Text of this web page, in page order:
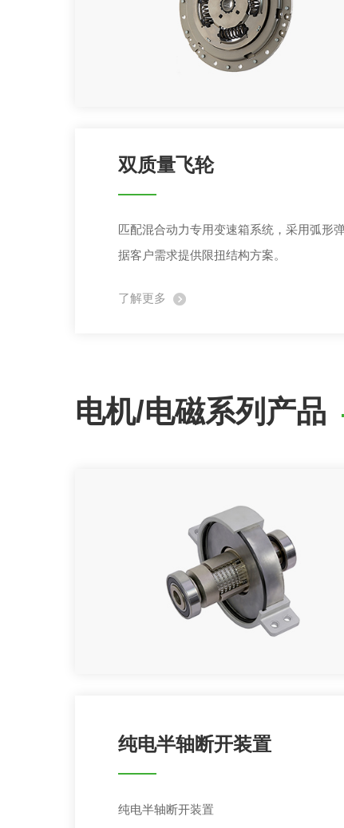
双质量飞轮
匹配混合动力专用变速箱系统，采用弧形
据客户需求提供限扭结构方案。
了解更多
电机/电磁系列产品
纯电半轴断开装置
纯电半轴断开装置